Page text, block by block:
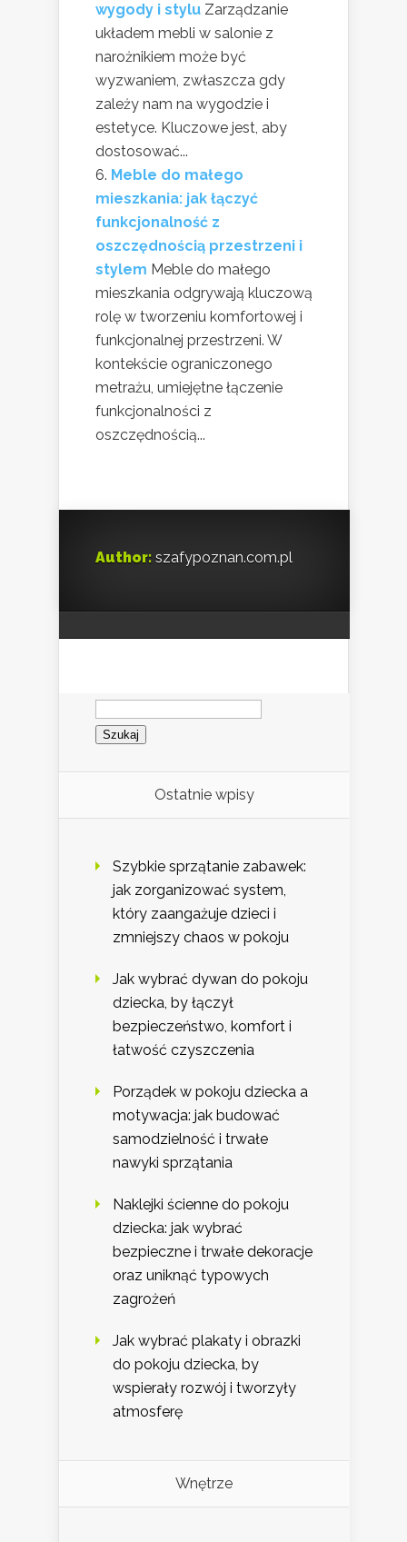
wygody i stylu Zarządzanie
układem mebli w salonie z
narożnikiem może być
wyzwaniem, zwłaszcza gdy
zależy nam na wygodzie i
estetyce. Kluczowe jest, aby
dostosować...
Meble do małego
mieszkania: jak łączyć
funkcjonalność z
oszczędnością przestrzeni i
stylem Meble do małego
mieszkania odgrywają kluczową
rolę w tworzeniu komfortowej i
funkcjonalnej przestrzeni. W
kontekście ograniczonego
metrażu, umiejętne łączenie
funkcjonalności z
oszczędnością...
Author: szafypoznan.com.pl
Szukaj:
Ostatnie wpisy
Szybkie sprzątanie zabawek:
jak zorganizować system,
który zaangażuje dzieci i
zmniejszy chaos w pokoju
Jak wybrać dywan do pokoju
dziecka, by łączył
bezpieczeństwo, komfort i
łatwość czyszczenia
Porządek w pokoju dziecka a
motywacja: jak budować
samodzielność i trwałe
nawyki sprzątania
Naklejki ścienne do pokoju
dziecka: jak wybrać
bezpieczne i trwałe dekoracje
oraz uniknąć typowych
zagrożeń
Jak wybrać plakaty i obrazki
do pokoju dziecka, by
wspierały rozwój i tworzyły
atmosferę
Wnętrze